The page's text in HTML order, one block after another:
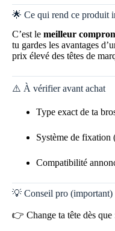
🌟 Ce qui rend ce produit
C’est le meilleur
tu gardes les avantages
prix élevé des têtes de
⚠️ À vérifier avant achat
Type exact de ta
Système de fixation
Compatibilité
💡 Conseil pro (important)
👉 Change ta tête dès que